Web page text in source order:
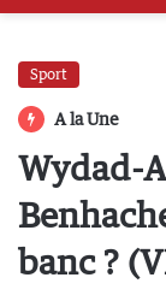
Sport
A la Une
Wydad-
banc ?